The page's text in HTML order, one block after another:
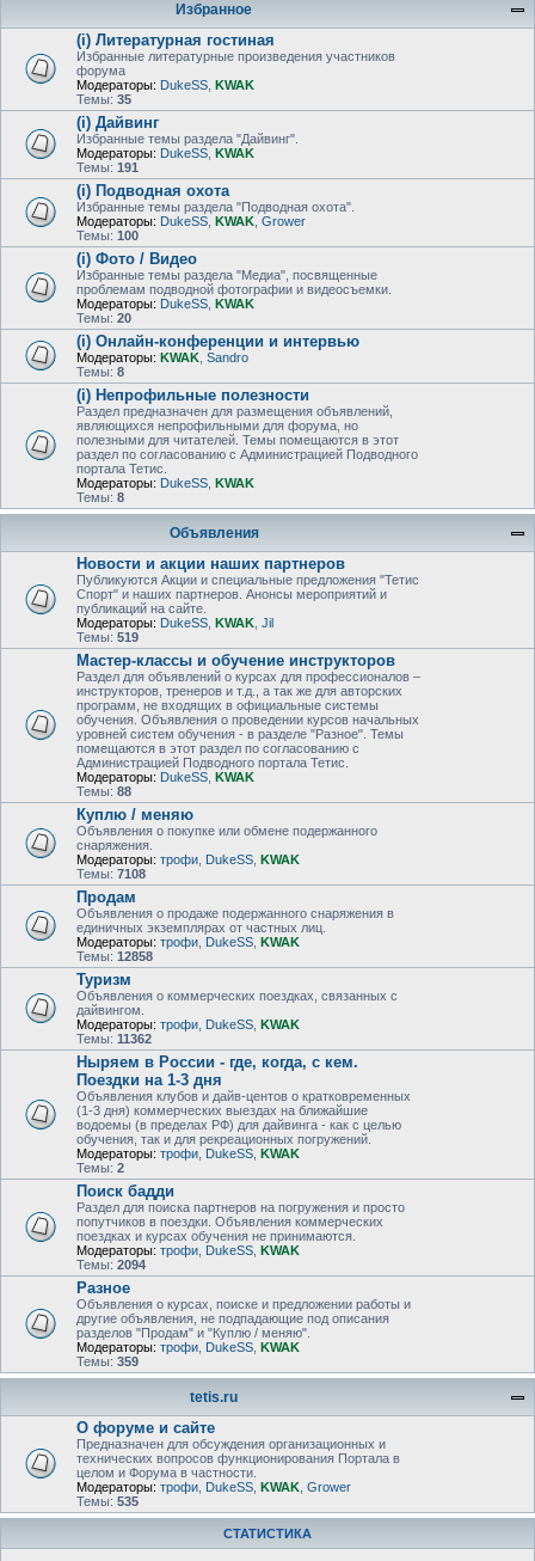
Избранное
(i) Литературная гостиная
Избранные литературные произведения участников
форума
Модераторы: DukeSS KWAK
Темы: 35
(i) Дайвинг
Избранные темы раздела "Дайвинг".
Модераторы: DukeSS KWAK
Темы: 191
(i) Подводная охота
Избранные темы раздела "Подводная охота".
Модераторы: DukeSS KWAK Grower
Темы: 100
(i) Фото / Видео
Избранные темы раздела "Медиа", посвященные
проблемам подводной фотографии и видеосъемки.
Модераторы: DukeSS KWAK
Темы: 20
(i) Онлайн-конференции и интервью
Модераторы: KWAK Sandro
Темы: 8
(i) Непрофильные полезности
Раздел предназначен для размещения объявлений,
являющихся непрофильными для форума, но
полезными для читателей. Темы помещаются в этот
раздел по согласованию с Администрацией Подводного
портала Тетис.
Модераторы: DukeSS KWAK
Темы: 8
Объявления
Новости и акции наших партнеров
Публикуются Акции и специальные предложения "Тетис
Спорт" и наших партнеров. Анонсы мероприятий и
публикаций на сайте.
Модераторы: DukeSS KWAK Jil
Темы: 519
Мастер-классы и обучение инструкторов
Раздел для объявлений о курсах для профессионалов –
инструкторов, тренеров и т.д., а так же для авторских
программ, не входящих в официальные системы
обучения. Объявления о проведении курсов начальных
уровней систем обучения - в разделе "Разное". Темы
помещаются в этот раздел по согласованию с
Администрацией Подводного портала Тетис.
Модераторы: DukeSS KWAK
Темы: 88
Куплю / меняю
Объявления о покупке или обмене подержанного
снаряжения.
Модераторы: трофи DukeSS KWAK
Темы: 7108
Продам
Объявления о продаже подержанного снаряжения в
единичных экземплярах от частных лиц.
Модераторы: трофи DukeSS KWAK
Темы: 12858
Туризм
Объявления о коммерческих поездках, связанных с
дайвингом.
Модераторы: трофи DukeSS KWAK
Темы: 11362
Ныряем в России - где, когда, с кем.
Поездки на 1-3 дня
Объявления клубов и дайв-центов о кратковременных
(1-3 дня) коммерческих выездах на ближайшие
водоемы (в пределах РФ) для дайвинга - как с целью
обучения, так и для рекреационных погружений.
Модераторы: трофи DukeSS KWAK
Темы: 2
Поиск бадди
Раздел для поиска партнеров на погружения и просто
попутчиков в поездки. Объявления коммерческих
поездках и курсах обучения не принимаются.
Модераторы: трофи DukeSS KWAK
Темы: 2094
Разное
Объявления о курсах, поиске и предложении работы и
другие объявления, не подпадающие под описания
разделов "Продам" и "Куплю / меняю".
Модераторы: трофи DukeSS KWAK
Темы: 359
tetis.ru
О форуме и сайте
Предназначен для обсуждения организационных и
технических вопросов функционирования Портала в
целом и Форума в частности.
Модераторы: трофи DukeSS KWAK Grower
Темы: 535
СТАТИСТИКА